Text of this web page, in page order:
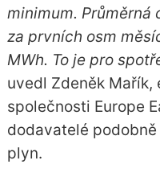
minimum. Průměrná
za prvních osm
MWh. To je pro
uvedl Zdeněk
společnosti Europe
dodavatelé
plyn.